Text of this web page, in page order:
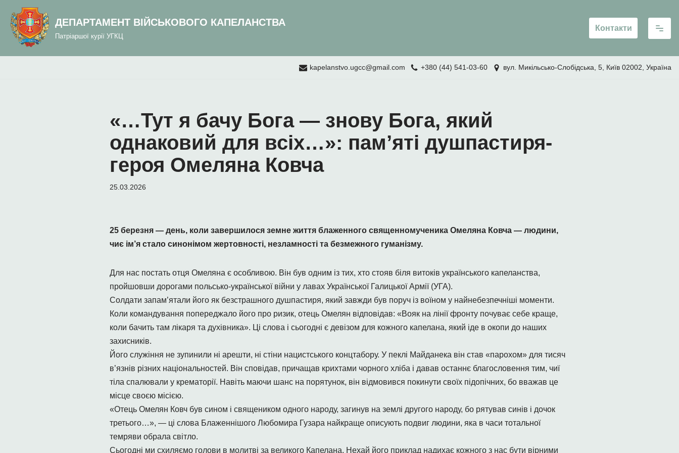
вмісту
Перейти
вмісту
ДЕПАРТАМЕНТ ВІЙСЬКОВОГО КАПЕЛАНСТВА
Патріаршої курії УГКЦ
Контакти
kapelanstvo.ugcc@gmail.com +380 (44) 541-03-60 вул. Микільсько-Слобідська, 5, Київ 02002, Україна
«…Тут я бачу Бога — знову Бога, який
однаковий для всіх…»: пам’яті душпастиря-
героя Омеляна Ковча
25.03.2026
25 березня — день, коли завершилося земне життя блаженного священномученика Омеляна Ковча — людини,
чиє ім’я стало синонімом жертовності, незламності та безмежного гуманізму.
Для нас постать отця Омеляна є особливою. Він був одним із тих, хто стояв біля витоків українського капеланства,
пройшовши дорогами польсько-української війни у лавах Української Галицької Армії (УГА).
Солдати запам’ятали його як безстрашного душпастиря, який завжди був поруч із воїном у найнебезпечніші моменти.
Коли командування попереджало його про ризик, отець Омелян відповідав: «Вояк на лінії фронту почуває себе краще,
коли бачить там лікаря та духівника». Ці слова і сьогодні є девізом для кожного капелана, який іде в окопи до наших
захисників.
Його служіння не зупинили ні арешти, ні стіни нацистського концтабору. У пеклі Майданека він став «парохом» для тисяч
в’язнів різних національностей. Він сповідав, причащав крихтами чорного хліба і давав останнє благословення тим, чиї
тіла спалювали у крематорії. Навіть маючи шанс на порятунок, він відмовився покинути своїх підопічних, бо вважав це
місце своєю місією.
«Отець Омелян Ковч був сином і священиком одного народу, загинув на землі другого народу, бо рятував синів і дочок
третього…», — ці слова Блаженнішого Любомира Гузара найкраще описують подвиг людини, яка в часи тотальної
темряви обрала світло.
Сьогодні ми схиляємо голови в молитві за великого Капелана. Нехай його приклад надихає кожного з нас бути вірними